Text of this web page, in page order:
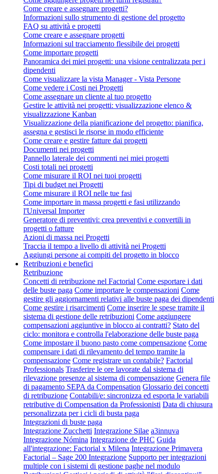
Come creare e assegnare progetti?
Informazioni sullo strumento di gestione del progetto
FAQ su attività e progetti
Come creare e assegnare progetti
Informazioni sul tracciamento flessibile dei progetti
Come importare progetti
Panoramica dei miei progetti: una visione centralizzata per i
dipendenti
Come visualizzare la vista Manager - Vista Persone
Come vedere i Costi nei Progetti
Come assegnare un cliente al tuo progetto
Gestire le attività nei progetti: visualizzazione elenco &
visualizzazione Kanban
Visualizzazione della pianificazione del progetto: pianifica,
assegna e gestisci le risorse in modo efficiente
Come creare e gestire fatture dai progetti
Documenti nei progetti
Pannello laterale dei commenti nei miei progetti
Costi totali nei progetti
Come misurare il ROI nei tuoi progetti
Tipi di budget nei Progetti
Come misurare il ROI nelle tue fasi
Come importare in massa progetti e fasi utilizzando
l'Universal Importer
Generatore di preventivi: crea preventivi e convertili in
progetti o fatture
Azioni di massa nei Progetti
Traccia il tempo a livello di attività nei Progetti
Aggiungi persone ai compiti del progetto in blocco
Retribuzioni e benefici
Retribuzione
Concetti di retribuzione nel Factorial Come esportare i dati
delle buste paga Come importare le compensazioni Come
gestire gli aggiornamenti relativi alle buste paga dei dipendenti
Come gestire i risarcimenti Come inserire le spese tramite il
sistema di gestione delle retribuzioni Come aggiungere
compensazioni aggiuntive in blocco ai contratti? Stato del
ciclo: monitora e controlla l'elaborazione delle buste paga
Come impostare il buono pasto come compensazione Come
compensare i dati di rilevamento del tempo tramite la
compensazione Come registrare un contabile? Factorial
Professionals Trasferire le ore lavorate dal sistema di
rilevazione presenze al sistema di compensazione Genera file
di pagamento SEPA da Compensation Glossario dei concetti
di retribuzione Contabili/e: sincronizza ed esporta le variabili
retributive di Compensation da Professionisti Data di chiusura
personalizzata per i cicli di busta paga
Integrazioni di buste paga
Integrazione Zucchetti Integrazione Silae a3innuva
Integrazione Nómina Integrazione de PHC Guida
all'integrazione: Factorial x Milena Integrazione Primavera
Factorial – Sage 200 Integrazione Supporto per integrazioni
multiple con i sistemi di gestione paghe nel modulo